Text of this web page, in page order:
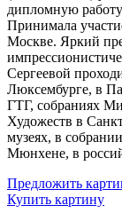
дипломную
Принимала
Москве. Яркий
Сергеевой
Люксембурге, в
ГТГ, собраниях
Художеств в
музеях, в
Мюнхене, в
Предложить
Купить картину